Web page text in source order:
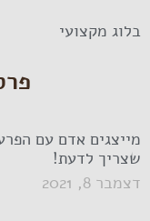
בלוג מקצועי
מייצגים אדם עם
שצריך לדעת!
דצמבר 8, 2021